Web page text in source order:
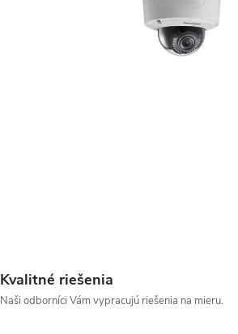
Kvalitné riešenia
Naši odborníci Vám vypracujú riešenia na mieru.